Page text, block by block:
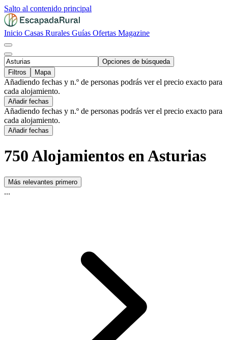
Salto al contenido principal
Inicio Casas Rurales Guías Ofertas Magazine
Opciones de búsqueda
Filtros
Mapa
Añadiendo fechas y n.º de personas podrás ver el precio exacto para
cada alojamiento.
Añadir fechas
Añadiendo fechas y n.º de personas podrás ver el precio exacto para
cada alojamiento.
Añadir fechas
750 Alojamientos en Asturias
Más relevantes primero
...